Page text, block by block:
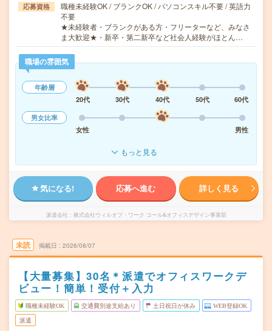
応募資格
職種未経験OK / ブランクOK / パソコンスキル不要 / 英語力
不要
★未経験者・ブランクがある方・フリーターなど、みなさ
ま大歓迎★・新卒・第二新卒など社会人経験がほとん…
職場の雰囲気
年齢層
20代
30代 40代 50代
60代
男女比率
女性
男性
もっと見る
気になる! 応募へ進む 詳しく見る
派遣会社 株式会社ウィルオブ・ワーク コール&オフィスデザイン事業部
未読 掲載日 2026/08/07
【大量募集】30名＊派遣でオフィスワークデ
ビュー！簡単！受付＋入力
職種未経験OK 交通費別途支給あり 土日祝日が休み WEB登録OK
派遣